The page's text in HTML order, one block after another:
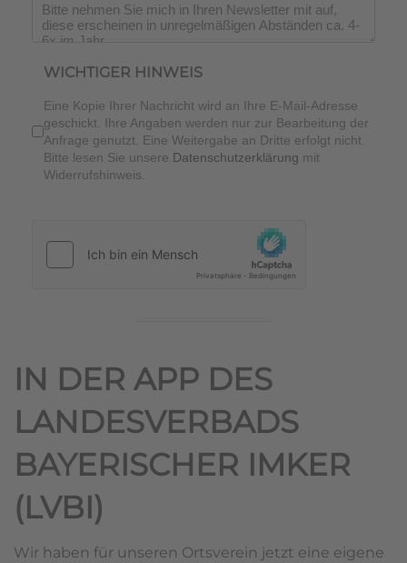
Wichtiger Hinweis*
WICHTIGER HINWEIS
Eine Kopie Ihrer Nachricht wird an Ihre E-Mail-Adresse
geschickt. Ihre Angaben werden nur zur Bearbeitung der
Anfrage genutzt. Eine Weitergabe an Dritte erfolgt nicht.
Bitte lesen Sie unsere Datenschutzerklärung mit
Widerrufshinweis.
IN DER APP DES
LANDESVERBADS
BAYERISCHER IMKER
(LVBI)
Wir haben für unseren Ortsverein jetzt eine eigene